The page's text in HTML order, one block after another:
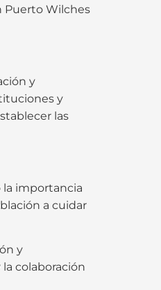
Puerto Wilches
y
y
las
importancia
a cuidar
y
colaboración